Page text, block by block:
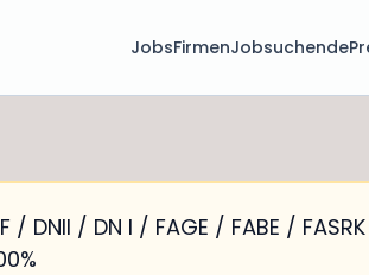
JobsFirmenJobsuchende
DNII / DN I / FAGE / FABE /